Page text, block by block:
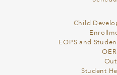
Child
EOPS and
Student